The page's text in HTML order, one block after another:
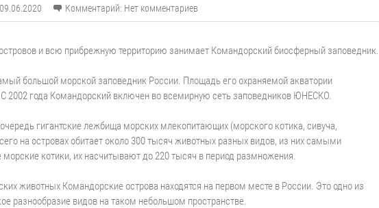
09.06.2020 Комментарий: Нет комментариев
и всю прибрежную территорию занимает Командорский биосферный заповедник.
большой морской заповедник России. Площадь его охраняемой акватории
2002 года Командорский включен во всемирную сеть заповедников ЮНЕСКО.
гигантские лежбища морских млекопитающих (морского котика, сивуча,
на островах обитает около 300 тысяч животных разных видов, из них самыми
котики, их насчитывают до 220 тысяч в период размножения.
животных Командорские острова находятся на первом месте в России. Это одно из
разнообразие видов на таком небольшом пространстве.